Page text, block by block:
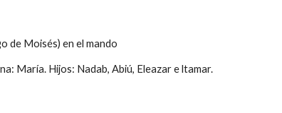
de Moisés) en el mando
María. Hijos: Nadab, Abiú, Eleazar e ltamar.